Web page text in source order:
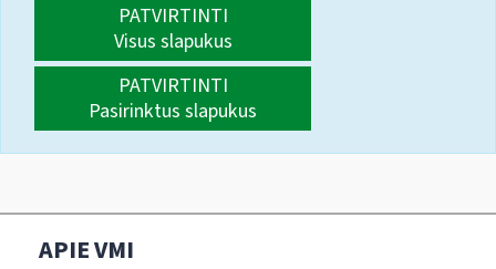
PATVIRTINTI
Visus slapukus
PATVIRTINTI
Pasirinktus slapukus
APIE VMI